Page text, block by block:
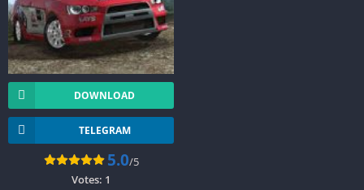
DOWNLOAD
TELEGRAM
5.0/5
Votes: 1